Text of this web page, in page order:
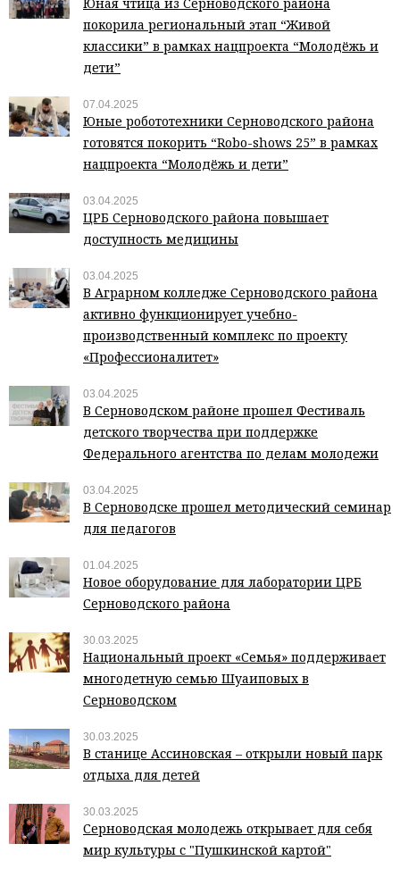
Юная чтица из Серноводского района
покорила региональный этап “Живой
классики” в рамках нацпроекта “Молодёжь и
дети”
07.04.2025
Юные робототехники Серноводского района
готовятся покорить “Robo-shows 25” в рамках
нацпроекта “Молодёжь и дети”
03.04.2025
ЦРБ Серноводского района повышает
доступность медицины
03.04.2025
В Аграрном колледже Серноводского района
активно функционирует учебно-
производственный комплекс по проекту
«Профессионалитет»
03.04.2025
В Серноводском районе прошел Фестиваль
детского творчества при поддержке
Федерального агентства по делам молодежи
03.04.2025
В Серноводске прошел методический семинар
для педагогов
01.04.2025
Новое оборудование для лаборатории ЦРБ
Серноводского района
30.03.2025
Национальный проект «Семья» поддерживает
многодетную семью Шуаиповых в
Серноводском
30.03.2025
В станице Ассиновская – открыли новый парк
отдыха для детей
30.03.2025
Серноводская молодежь открывает для себя
мир культуры с "Пушкинской картой"